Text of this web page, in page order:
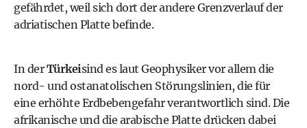
gefährdet, weil sich dort der andere Grenzverlauf der
adriatischen Platte befinde.
In derTürkeisind es laut Geophysiker vor allem die
nord- und ostanatolischen Störungslinien, die für
eine erhöhte Erdbebengefahr verantwortlich sind. Die
afrikanische und die arabische Platte drücken dabei